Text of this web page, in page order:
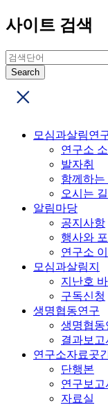
사이트 검색
모심과살림연
연구소
발자취
함께하는
오시는 길
알림마당
공지사항
행사와
연구소
모심과살림지
지난호 바
구독신청
생명협동연구
생명협동
결과보고
연구소자료곳
단행본
연구보고
자료실